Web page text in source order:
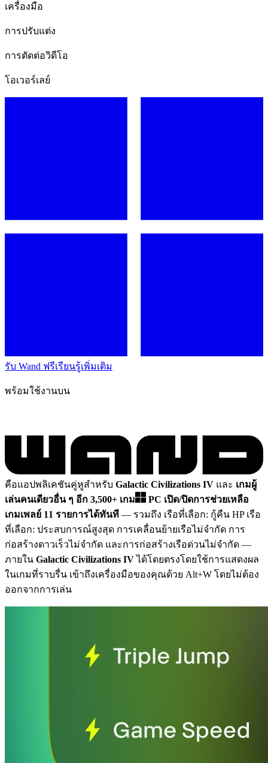
เครื่องมือ
การปรับแต่ง
การตัดต่อวิดีโอ
โอเวอร์เลย์
รับ Wand ฟรีเรียนรู้เพิ่มเติม
พร้อมใช้งานบน
คือแอปพลิเคชันคู่หูสำหรับ Galactic Civilizations IV และ เกมผู้
เล่นคนเดียวอื่น ๆ อีก 3,500+ เกม
PC เปิด/ปิดการช่วยเหลือ
เกมเพลย์ 11 รายการได้ทันที — รวมถึง เรือที่เลือก: กู้คืน HP เรือ
ที่เลือก: ประสบการณ์สูงสุด การเคลื่อนย้ายเรือไม่จำกัด การ
ก่อสร้างดาวเร็วไม่จำกัด และการก่อสร้างเรือด่วนไม่จำกัด —
ภายใน Galactic Civilizations IVได้โดยตรงโดยใช้การแสดงผล
ในเกมที่ราบรื่น เข้าถึงเครื่องมือของคุณด้วย Alt+W โดยไม่ต้อง
ออกจากการเล่น